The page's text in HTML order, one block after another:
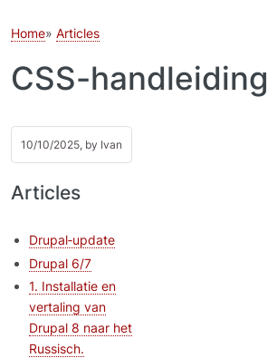
Home Articles
CSS-handleiding
10/10/2025, by Ivan
Articles
Drupal‑update
Drupal 6/7
1. Installatie en
vertaling van
Drupal 8 naar het
Russisch.